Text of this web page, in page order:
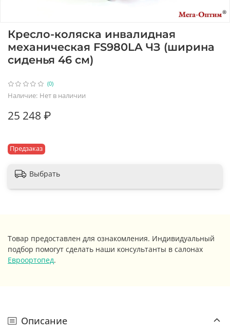
(0)
Наличие: Нет в наличии
Предзаказ
Кресло-коляска инвалидная
механическая FS980LA ЧЗ (ширина
сиденья 46 см)
25 248 ₽
Выбрать
Товар предоставлен для ознакомления. Индивидуальный
подбор помогут сделать наши консультанты в салонах
Евроортопед.
Описание